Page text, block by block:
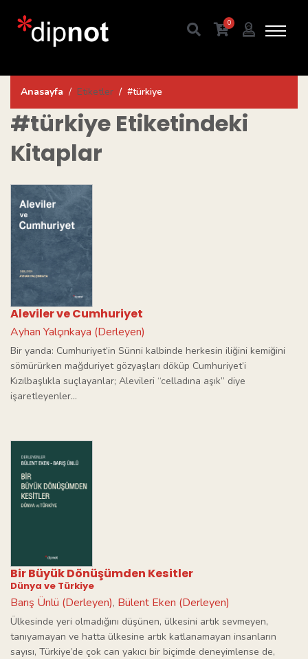
0
Anasayfa Etiketler #türkiye
#türkiye Etiketindeki
Kitaplar
Aleviler ve Cumhuriyet
Ayhan Yalçınkaya (Derleyen)
Bir yanda: Cumhuriyet’in Sünni kalbinde herkesin iliğini kemiğini
sömürürken mağduriyet gözyaşları döküp Cumhuriyet’i
Kızılbaşlıkla suçlayanlar; Alevileri “celladına aşık” diye
işaretleyenler...
Bir Büyük Dönüşümden Kesitler
Dünya ve Türkiye
Barış Ünlü (Derleyen), Bülent Eken (Derleyen)
Ülkesinde yeri olmadığını düşünen, ülkesini artık sevmeyen,
tanıyamayan ve hatta ülkesine artık katlanamayan insanların
sayısı, Türkiye’de çok can yakıcı bir biçimde deneyimlense de,